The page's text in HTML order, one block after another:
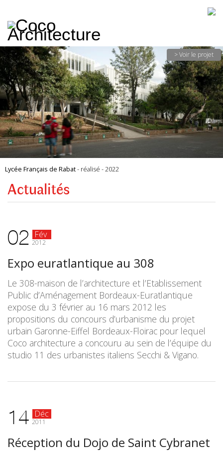
Architecture
architecture,
urbanisme,
etc.
Lycée Français de Rabat- réalisé - 2022
> Voir le projet
Actualités
02 Fév
2012
Expo euratlantique au 308
Le 308-maison de l’architecture et l’Etablissement
Public d’Aménagement Bordeaux-Euratlantique
expose du 3 février au 16 mars 2012 les
propositions du concours d’urbanisme du projet
urbain Garonne-Eiffel Bordeaux-Floirac pour lequel
Coco architecture a concouru au sein de l’équipe du
studio 11 des urbanistes italiens Secchi & Vigano.
14 Déc
2011
Réception du Dojo de Saint Cybranet